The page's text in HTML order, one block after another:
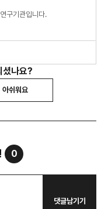
구기관입니다.
셨나요?
아쉬워요
0
댓글남기기